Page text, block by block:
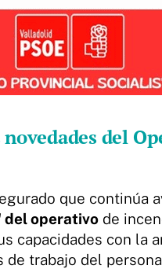
del
que continúa
del operativo de
capacidades con la
de trabajo del